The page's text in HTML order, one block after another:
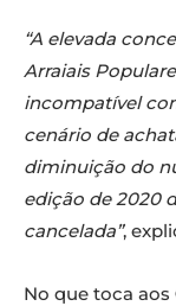
“A elevada
Arraiais
incompatível
cenário de
diminuição do
edição de 2020
cancelada”,
No que toca aos